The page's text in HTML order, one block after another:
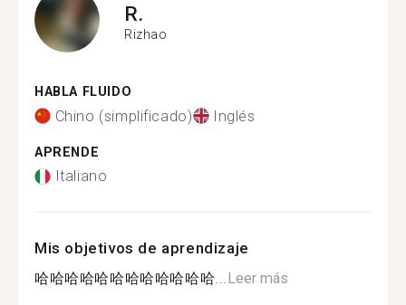
R.
Rizhao
HABLA FLUIDO
Chino (simplificado) Inglés
APRENDE
Italiano
Mis objetivos de aprendizaje
哈哈哈哈哈哈哈哈哈哈哈哈...Leer más